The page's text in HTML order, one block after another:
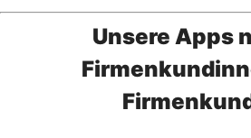
Unsere Apps